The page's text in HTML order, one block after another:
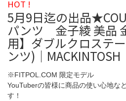
HOT !
5月9日迄の出品
パンツ 金子綾 美品
用】ダブルクロステ
ンツ)｜MACKINTOSH
※FITPOL.COM 限定モデル
YouTuberの皆様に商品の使い心地な
す！